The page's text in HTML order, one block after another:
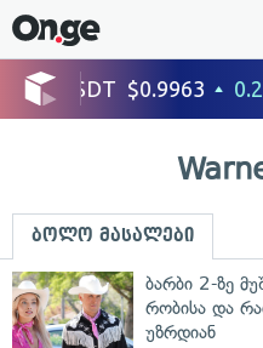
ბოლო მასალები
ბარბი 2-ზე
რობისა და
უზრდიან